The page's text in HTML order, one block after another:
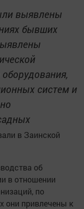
выявлены
бывших
систем и
в Заинской
об
в отношении
по
они привлечены к